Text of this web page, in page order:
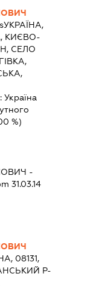
УКРАЇНА,
КИЄВО-
СЕЛО
Україна
%)
-
31.03.14
08131,
Р-